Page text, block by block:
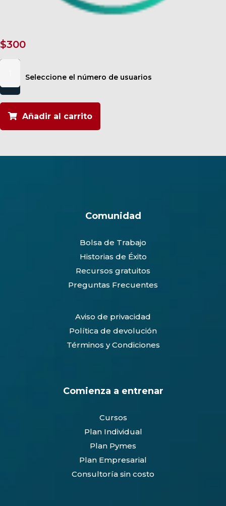
$300
Sistema
Rotación:
Primera
parte
cantidad
Seleccione el número de usuarios
Añadir al carrito
Comunidad
Bolsa de Trabajo
Historias de Éxito
Recursos gratuitos
Preguntas Frecuentes
Aviso de privacidad
Política de devolución
Términos y Condiciones
Comienza a entrenar
Cursos
Plan Individual
Plan Pymes
Plan Empresarial
Consultoría sin costo